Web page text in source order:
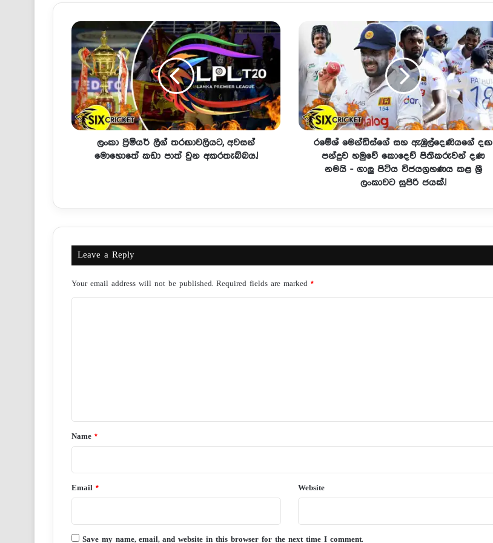
ලංකා ප්‍රිමියර් ලීග් තරඟාවලියට, අවසන්
මොහොතේ කඩා පාත් වුන අකරතැබ්බය.!
රමේශ් මෙන්ඩිස්ගේ සහ ඇඹුල්දෙණියගේ දඟ
පන්දුව හමුවේ කොදෙව් පිතිකරුවන් දණ
නමයි - ගාලු පිටිය විජයග්‍රහණය කළ ශ්‍රී
ලංකාවට සුපිරි ජයක්.!
Leave a Reply
Your email address will not be published. Required fields are marked *
*Name *
Email * Website
Save my name, email, and website in this browser for the next time I comment.